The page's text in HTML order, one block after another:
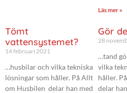
Läs mer »
Tömt
vattensystemet?
14 februari 2021
…husbilar och vilka tekniska
lösningar som håller. På Allt
om Husbilen delar han med
Gör
28
…tand
vilka
håller.
delar